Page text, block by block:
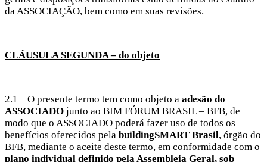
da ASSOCIAÇÃO, bem como em suas revisões.
CLÁUSULA SEGUNDA – do objeto
2.1 O presente termo tem como objeto a adesão do
ASSOCIADO junto ao BIM FÓRUM BRASIL – BFB, de
modo que o ASSOCIADO poderá fazer uso de todos os
benefícios oferecidos pela buildingSMART Brasil, órgão do
BFB, mediante o aceite deste termo, em conformidade com o
plano individual definido pela Assembleia Geral, sob